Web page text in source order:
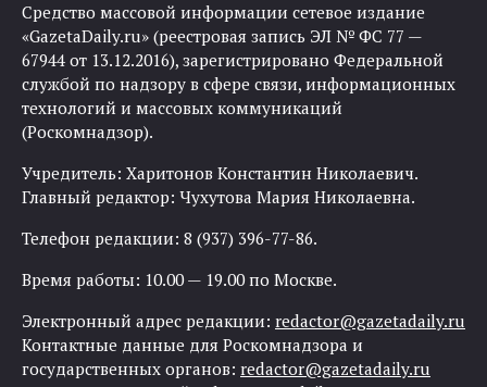
Средство массовой информации сетевое издание
«GazetaDaily.ru» (реестровая запись ЭЛ № ФС 77 —
67944 от 13.12.2016), зарегистрировано Федеральной
службой по надзору в сфере связи, информационных
технологий и массовых коммуникаций
(Роскомнадзор).
Учредитель: Харитонов Константин Николаевич.
Главный редактор: Чухутова Мария Николаевна.
Телефон редакции: 8 (937) 396-77-86.
Время работы: 10.00 — 19.00 по Москве.
Электронный адрес редакции: redactor@gazetadaily.ru
Контактные данные для Роскомнадзора и
государственных органов: redactor@gazetadaily.ru